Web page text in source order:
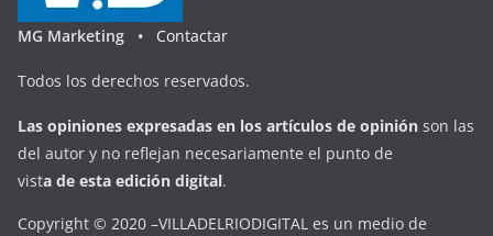
MG Marketing • Contactar
Todos los derechos reservados.
Las opiniones expresadas en los artículos de opinión son las
del autor y no reflejan necesariamente el punto de
vista de esta edición digital.
Copyright © 2020 –VILLADELRIODIGITAL es un medio de